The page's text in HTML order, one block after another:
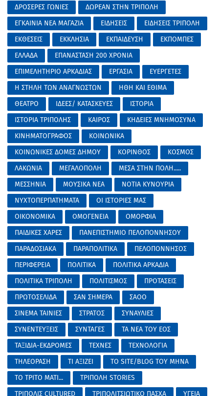
ΔΡΟΣΕΡΕΣ ΓΩΝΙΕΣ
ΔΩΡΕΑΝ ΣΤΗΝ ΤΡΙΠΟΛΗ
ΕΓΚΑΙΝΙΑ ΝΕΑ ΜΑΓΑΖΙΑ
ΕΙΔΗΣΕΙΣ
ΕΙΔΗΣΕΙΣ ΤΡΙΠΟΛΗ
ΕΚΘΕΣΕΙΣ
ΕΚΚΛΗΣΙΑ ΕΚΠΑΙΔΕΥΣΗ
ΕΚΠΟΜΠΕΣ
ΕΛΛΑΔΑ
ΕΠΑΝΑΣΤΑΣΗ 200 ΧΡΟΝΙΑ
ΕΠΙΜΕΛΗΤΗΡΙΟ ΑΡΚΑΔΙΑΣ
ΕΡΓΑΣΙΑ
ΕΥΕΡΓΕΤΕΣ
Η ΣΤΗΛΗ ΤΩΝ ΑΝΑΓΝΩΣΤΩΝ
ΗΘΗ ΚΑΙ ΕΘΙΜΑ
ΘΕΑΤΡΟ
ΙΔΕΕΣ/ ΚΑΤΑΣΚΕΥΕΣ
ΙΣΤΟΡΙΑ
ΙΣΤΟΡΙΑ ΤΡΙΠΟΛΗΣ
ΚΑΙΡΟΣ
ΚΗΔΕΙΕΣ ΜΝΗΜΟΣΥΝΑ
ΚΙΝΗΜΑΤΟΓΡΑΦΟΣ
ΚΟΙΝΩΝΙΚΑ
ΚΟΙΝΩΝΙΚΕΣ ΔΟΜΕΣ ΔΗΜΟΥ
ΚΟΡΙΝΘΟΣ
ΚΟΣΜΟΣ
ΛΑΚΩΝΙΑ
ΜΕΓΑΛΟΠΟΛΗ
ΜΕΣΑ ΣΤΗΝ ΠΟΛΗ.....
ΜΕΣΣΗΝΙΑ
ΜΟΥΣΙΚΑ ΝΕΑ
ΝΟΤΙΑ ΚΥΝΟΥΡΙΑ
ΝΥΧΤΟΠΕΡΠΑΤΗΜΑΤΑ
ΟΙ ΙΣΤΟΡΙΕΣ ΜΑΣ
ΟΙΚΟΝΟΜΙΚΑ
ΟΜΟΓΕΝΕΙΑ
ΟΜΟΡΦΙΑ
ΠΑΙΔΙΚΕΣ ΧΑΡΕΣ
ΠΑΝΕΠΙΣΤΗΜΙΟ ΠΕΛΟΠΟΝΝΗΣΟΥ
ΠΑΡΑΔΟΣΙΑΚΑ
ΠΑΡΑΠΟΛΙΤΙΚΑ
ΠΕΛΟΠΟΝΝΗΣΟΣ
ΠΕΡΙΦΕΡΕΙΑ
ΠΟΛΙΤΙΚΑ
ΠΟΛΙΤΙΚΑ ΑΡΚΑΔΙΑ
ΠΟΛΙΤΙΚΑ ΤΡΙΠΟΛΗ
ΠΟΛΙΤΙΣΜΟΣ
ΠΡΟΤΑΣΕΙΣ
ΠΡΩΤΟΣΕΛΙΔΑ
ΣΑΝ ΣΗΜΕΡΑ
ΣΑΟΟ
ΣΙΝΕΜΑ ΤΑΙΝΙΕΣ
ΣΤΡΑΤΟΣ
ΣΥΝΑΥΛΙΕΣ
ΣΥΝΕΝΤΕΥΞΕΙΣ
ΣΥΝΤΑΓΕΣ
ΤΑ ΝΕΑ ΤΟΥ ΕΟΣ
ΤΑΞΙΔΙΑ-ΕΚΔΡΟΜΕΣ
ΤΕΧΝΕΣ
ΤΕΧΝΟΛΟΓΙΑ
ΤΗΛΕΟΡΑΣΗ
ΤΙ ΑΞΙΖΕΙ
ΤΟ SITE/BLOG ΤΟΥ ΜΗΝΑ
ΤΟ ΤΡΙΤΟ ΜΑΤΙ...
ΤΡΙΠΟΛΗ STORIES
ΤΡΙΠΟΛΙΣ CULTURED
ΤΡΙΠΟΛΙΤΣΙΩΤΙΚΟ ΠΑΣΧΑ
ΥΓΕΙΑ